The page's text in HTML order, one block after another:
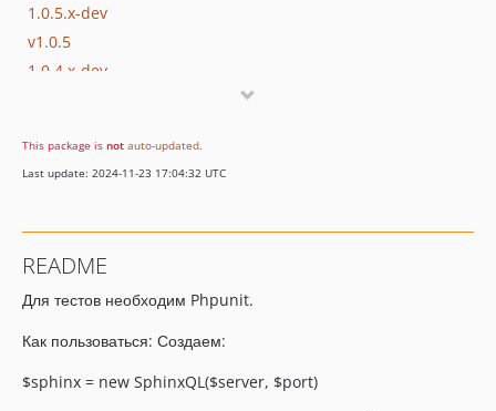
1.0.5.x-dev
v1.0.5
1.0.4.x-dev
v1.0.3
v1.0.2
This package is not auto-updated.
Last update: 2024-11-23 17:04:32 UTC
README
Для тестов необходим Phpunit.
Как пользоваться: Создаем:
$sphinx = new SphinxQL($server, $port)